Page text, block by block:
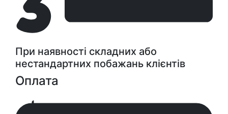
При наявності складних або
нестандартних побажань клієнтів
Оплата